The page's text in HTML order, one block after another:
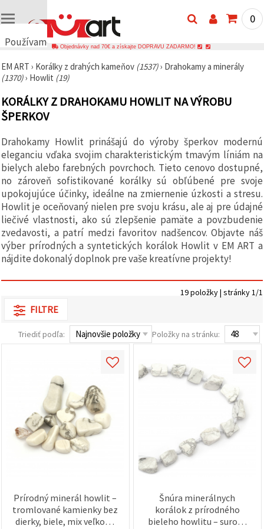
Používame
🍪
Používame
podobné
technológie,
aby sme
správne
fungovanie
webovej
stránky,
zlepšili váš
používateľský
zážitok a s
vaším
súhlasom
analyzovali
návštevnosť
a
zobrazovali
relevantnejší
reklamu, aj
partnerov
pre
marketing.
na "Prijať
všetky!"
Alebo
môžete
uviesť svoje
daného
typu
súborov
0
Objednávky nad 70€ a získajte DOPRAVU ZADARMO!
EM ART › Korálky z drahých kameňov (1537)› Drahokamy a minerály
(1370)› Howlit (19)
KORÁLKY Z DRAHOKAMU HOWLIT NA VÝROBU
ŠPERKOV
Drahokamy Howlit prinášajú do výroby šperkov modernú
eleganciu vďaka svojim charakteristickým tmavým líniám na
bielych alebo farebných povrchoch. Tieto cenovo dostupné,
no zároveň sofistikované korálky sú obľúbené pre svoje
upokojujúce účinky, ideálne na zmiernenie úzkosti a stresu.
Howlit je oceňovaný nielen pre svoju krásu, ale aj pre údajné
liečivé vlastnosti, ako sú zlepšenie pamäte a povzbudenie
zvedavosti, a patrí medzi favoritov nadšencov. Objavte náš
výber prírodných a syntetických korálok Howlit v EM ART a
nájdite dokonalý doplnok pre vaše kreatívne projekty!
19 položky | stránky 1/1
FILTRE
Triediť podľa: Položky na stránku:
Prírodný minerál howlit –
tromlované kamienky bez
dierky, biele, mix veľkostí
Šnúra minerálnych
korálok z prírodného
bieleho howlitu – surové